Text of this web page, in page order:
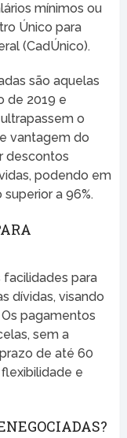
mínimos ou
Único para
(CadÚnico).
são aquelas
de 2019 e
o
vantagem do
descontos
podendo em
a 96%.
facilidades para
dívidas, visando
pagamentos
sem a
de até 60
e